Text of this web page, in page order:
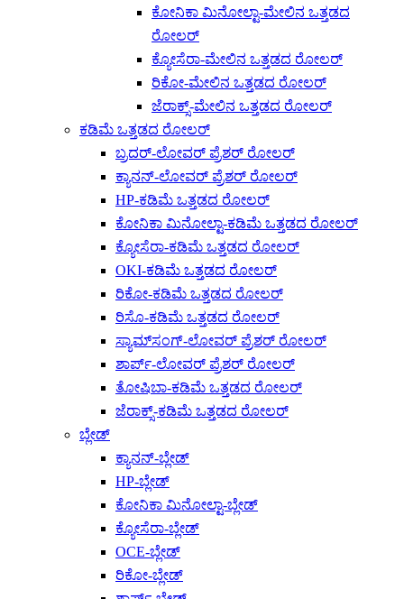
ಕೋನಿಕಾ ಮಿನೋಲ್ಟಾ-ಮೇಲಿನ ಒತ್ತಡದ
ರೋಲರ್
ಕ್ಯೋಸೆರಾ-ಮೇಲಿನ ಒತ್ತಡದ ರೋಲರ್
ರಿಕೋ-ಮೇಲಿನ ಒತ್ತಡದ ರೋಲರ್
ಜೆರಾಕ್ಸ್-ಮೇಲಿನ ಒತ್ತಡದ ರೋಲರ್
ಕಡಿಮೆ ಒತ್ತಡದ ರೋಲರ್
ಬ್ರದರ್-ಲೋವರ್ ಪ್ರೆಶರ್ ರೋಲರ್
ಕ್ಯಾನನ್-ಲೋವರ್ ಪ್ರೆಶರ್ ರೋಲರ್
HP-ಕಡಿಮೆ ಒತ್ತಡದ ರೋಲರ್
ಕೋನಿಕಾ ಮಿನೋಲ್ಟಾ-ಕಡಿಮೆ ಒತ್ತಡದ ರೋಲರ್
ಕ್ಯೋಸೆರಾ-ಕಡಿಮೆ ಒತ್ತಡದ ರೋಲರ್
OKI-ಕಡಿಮೆ ಒತ್ತಡದ ರೋಲರ್
ರಿಕೋ-ಕಡಿಮೆ ಒತ್ತಡದ ರೋಲರ್
ರಿಸೊ-ಕಡಿಮೆ ಒತ್ತಡದ ರೋಲರ್
ಸ್ಯಾಮ್‌ಸಂಗ್-ಲೋವರ್ ಪ್ರೆಶರ್ ರೋಲರ್
ಶಾರ್ಪ್-ಲೋವರ್ ಪ್ರೆಶರ್ ರೋಲರ್
ತೋಷಿಬಾ-ಕಡಿಮೆ ಒತ್ತಡದ ರೋಲರ್
ಜೆರಾಕ್ಸ್-ಕಡಿಮೆ ಒತ್ತಡದ ರೋಲರ್
ಬ್ಲೇಡ್
ಕ್ಯಾನನ್-ಬ್ಲೇಡ್
HP-ಬ್ಲೇಡ್
ಕೋನಿಕಾ ಮಿನೋಲ್ಟಾ-ಬ್ಲೇಡ್
ಕ್ಯೋಸೆರಾ-ಬ್ಲೇಡ್
OCE-ಬ್ಲೇಡ್
ರಿಕೋ-ಬ್ಲೇಡ್